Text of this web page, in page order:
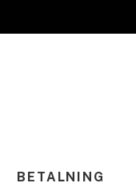
BETALNING